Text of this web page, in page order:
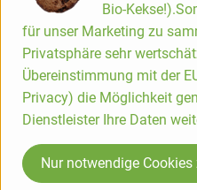
D 24887 Silberstedt
Die Zwergenwiese Naturkost
für liebevoll und sorgfältig
Aus eigener Entwicklung und
entstehen pikante und
Alles unter dem Zeichen der
Seit Gründung spielt die
Bio-
für unser Marketing zu
Privatsphäre sehr
Übereinstimmung mit der
Privacy) die Möglichkeit
Dienstleister Ihre Daten
Nur notwendige Cookies